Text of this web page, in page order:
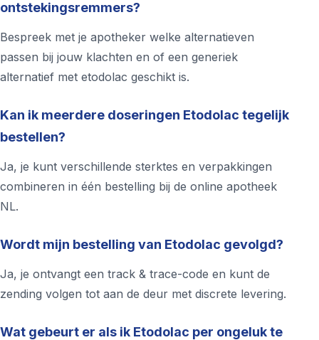
ontstekingsremmers?
Bespreek met je apotheker welke alternatieven
passen bij jouw klachten en of een generiek
alternatief met etodolac geschikt is.
Kan ik meerdere doseringen Etodolac tegelijk
bestellen?
Ja, je kunt verschillende sterktes en verpakkingen
combineren in één bestelling bij de online apotheek
NL.
Wordt mijn bestelling van Etodolac gevolgd?
Ja, je ontvangt een track & trace-code en kunt de
zending volgen tot aan de deur met discrete levering.
Wat gebeurt er als ik Etodolac per ongeluk te